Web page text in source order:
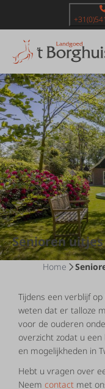
Senioren uitjes
Home
Tijdens een verblijf
weten dat er talloze
voor de ouderen
overzicht zodat u
en mogelijkheden in
Hebt u vragen over
Neemcontact met